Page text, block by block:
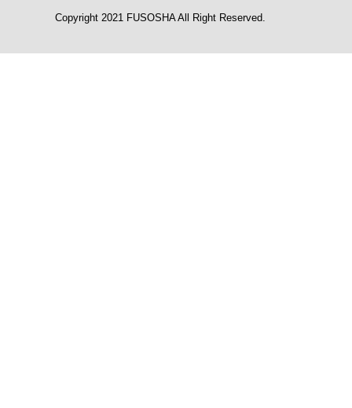
Copyright 2021 FUSOSHA All Right Reserved.